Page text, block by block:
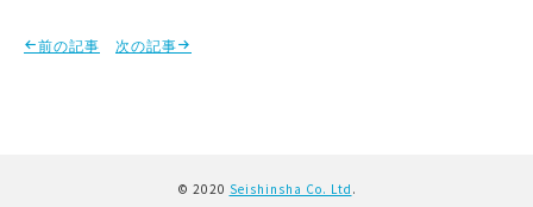
前の記事 次の記事
© 2020 Seishinsha Co. Ltd .